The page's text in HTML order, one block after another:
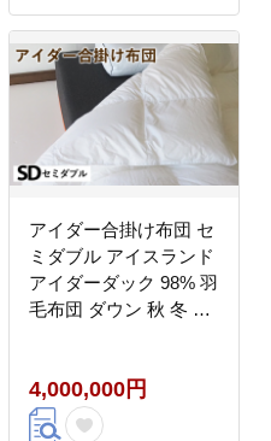
アイダー合掛け布団 セ
ミダブル アイスランド
アイダーダック 98% 羽
毛布団 ダウン 秋 冬 春
4,000,000円